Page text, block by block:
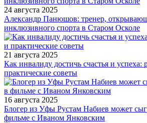
24 августа 2025
Александр Панюшов: тренер,
инклюзивного спорта в Старом Осколе
21 августа 2025
Как инвалиду достичь счастья и успеха:
практические советы
16 августа 2025
Блогер из Уфы Рустам Набиев может
фильме с Иваном Янковским